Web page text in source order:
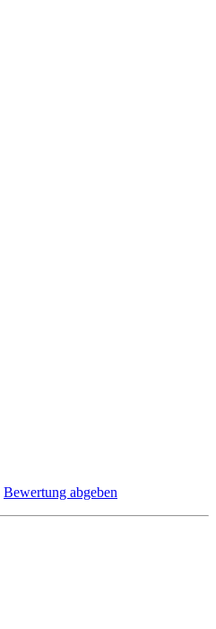
Bewertung abgeben